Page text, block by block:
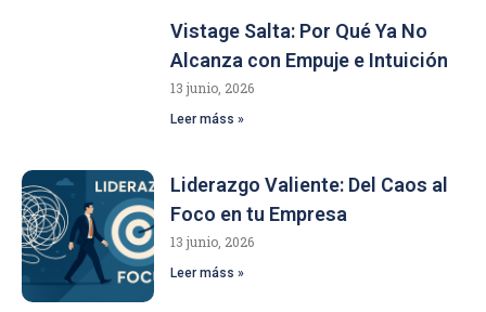
Vistage Salta: Por Qué Ya No
Alcanza con Empuje e Intuición
13 junio, 2026
Leer máss »
Liderazgo Valiente: Del Caos al
Foco en tu Empresa
13 junio, 2026
Leer máss »